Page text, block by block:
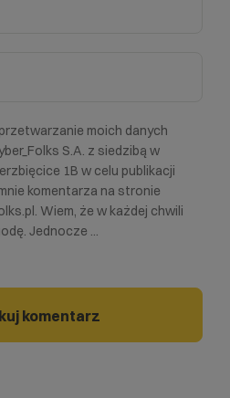
moich danych
S.A. z siedzibą w
1B w celu publikacji
komentarza na stronie
Wiem, że w każdej chwili
Jednocze